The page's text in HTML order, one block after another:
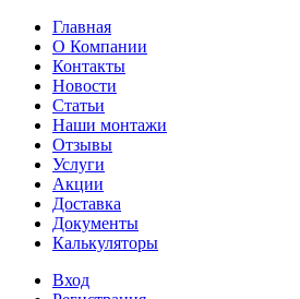
Главная
О Компании
Контакты
Новости
Статьи
Наши монтажи
Отзывы
Услуги
Акции
Доставка
Документы
Калькуляторы
Вход